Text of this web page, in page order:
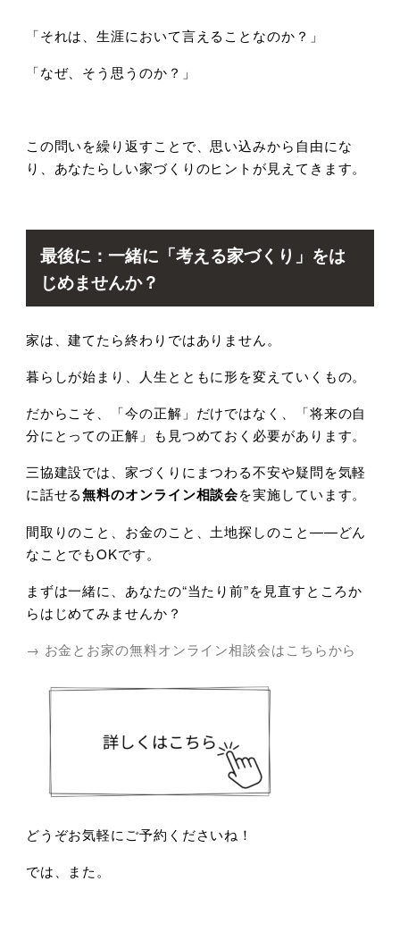
「それは、生涯において言えることなのか？」
「なぜ、そう思うのか？」
この問いを繰り返すことで、思い込みから自由にな
り、あなたらしい家づくりのヒントが見えてきます。
最後に：一緒に「考える家づくり」をは
じめませんか？
家は、建てたら終わりではありません。
暮らしが始まり、人生とともに形を変えていくもの。
だからこそ、「今の正解」だけではなく、「将来の自
分にとっての正解」も見つめておく必要があります。
三協建設では、家づくりにまつわる不安や疑問を気軽
に話せる無料のオンライン相談会を実施しています。
間取りのこと、お金のこと、土地探しのこと——どん
なことでもOKです。
まずは一緒に、あなたの“当たり前”を見直すところか
らはじめてみませんか？
→ お金とお家の無料オンライン相談会はこちらから
どうぞお気軽にご予約くださいね！
では、また。